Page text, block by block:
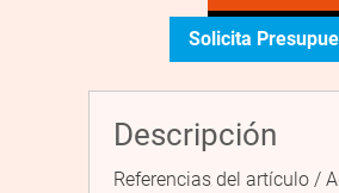
Solicita
Descripción
Referencias del artículo /